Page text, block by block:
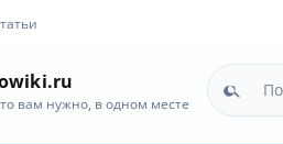
вам нужно, в одном месте